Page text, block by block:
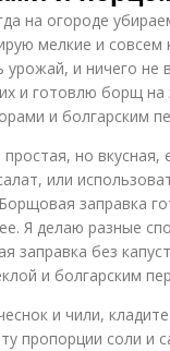
на огороде
мелкие и совсем
урожай, и ничего не
и готовлю борщ на
и болгарским
простая, но
или
заправка
Я делаю разные
заправка без
и болгарским
и чили,
пропорции соли и